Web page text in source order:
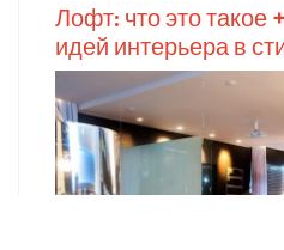
Лофт: что это такое
идей интерьера в